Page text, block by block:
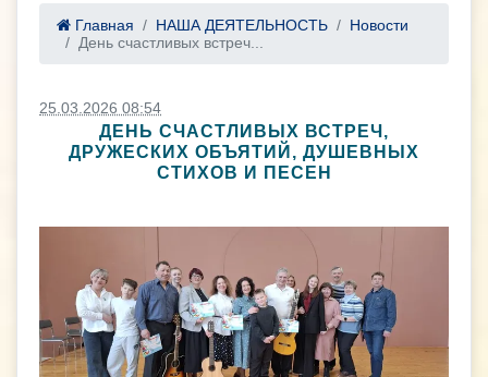
Главная НАША ДЕЯТЕЛЬНОСТЬ
Новости
День счастливых встреч...
25.03.2026 08:54
ДЕНЬ СЧАСТЛИВЫХ ВСТРЕЧ,
ДРУЖЕСКИХ ОБЪЯТИЙ, ДУШЕВНЫХ
СТИХОВ И ПЕСЕН